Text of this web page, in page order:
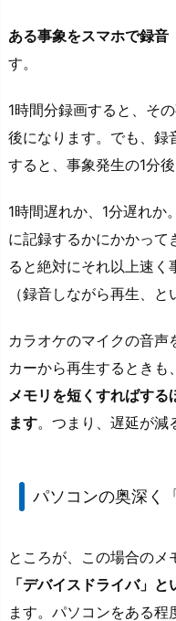
ある事象をスマホで録音
す。
1時間分録画すると、そ
後になります。でも、録
すると、事象発生の1分
1時間遅れか、1分遅れか
に記録するかにかかって
ると絶対にそれ以上速
（録音しながら再生、と
カラオケのマイクの音
カーから再生するとき
メモリを短くすればす
ます。つまり、遅延が減
パソコンの奥深く
ところが、この場合のメ
「デバイスドライバ」
ます。パソコンをある